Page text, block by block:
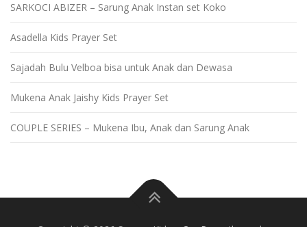
SARKOCI ABIZER – Sarung Anak Instan set Koko
Asadella Kids Prayer Set
Sajadah Bulu Velboa bisa untuk Anak dan Dewasa
Mukena Anak Jaishy Kids Prayer Set
COUPLE SERIES – Mukena Ibu, Anak dan Sarung Anak